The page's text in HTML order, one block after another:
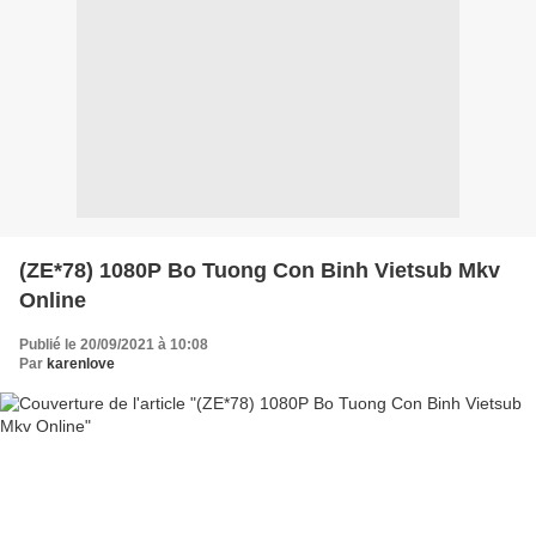
(ZE*78) 1080P Bo Tuong Con Binh Vietsub Mkv
Online
Publié le 20/09/2021 à 10:08
Par karenlove